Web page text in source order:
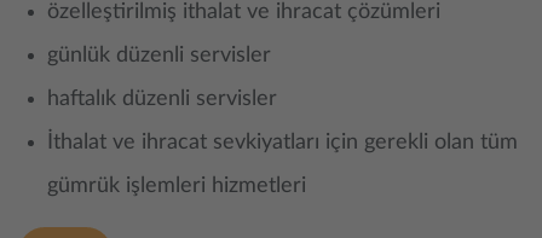
özelleştirilmiş ithalat ve ihracat çözümleri
günlük düzenli servisler
haftalık düzenli servisler
İthalat ve ihracat sevkiyatları için gerekli olan tüm
gümrük işlemleri hizmetleri